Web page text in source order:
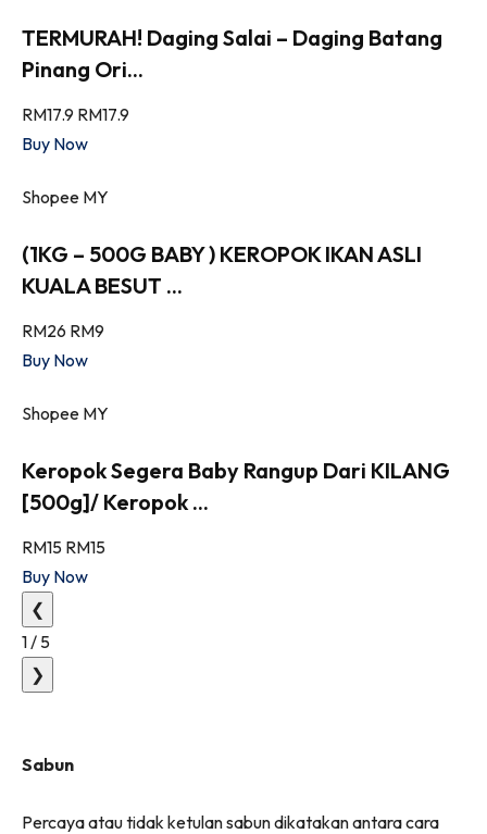
TERMURAH! Daging Salai – Daging Batang
Pinang Ori...
RM17.9 RM17.9
Buy Now
Shopee MY
(1KG – 500G BABY ) KEROPOK IKAN ASLI
KUALA BESUT ...
RM26 RM9
Buy Now
Shopee MY
Keropok Segera Baby Rangup Dari KILANG
[500g]/ Keropok ...
RM15 RM15
Buy Now
❮
1 / 5
❯
Sabun
Percaya atau tidak ketulan sabun dikatakan antara cara